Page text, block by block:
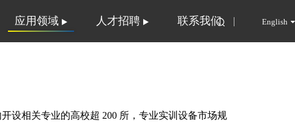
应用领域 人才招聘 联系我们 English
设相关专业的高校超 200 所，专业实训设备市场规